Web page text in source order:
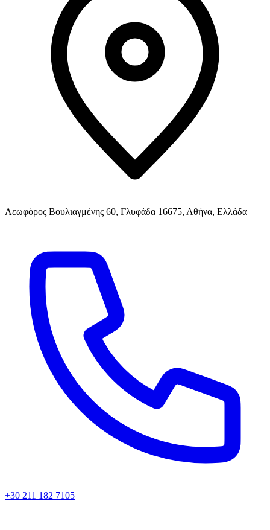
Λεωφόρος Βουλιαγμένης 60, Γλυφάδα 16675, Αθήνα, Ελλάδα
+30 211 182 7105